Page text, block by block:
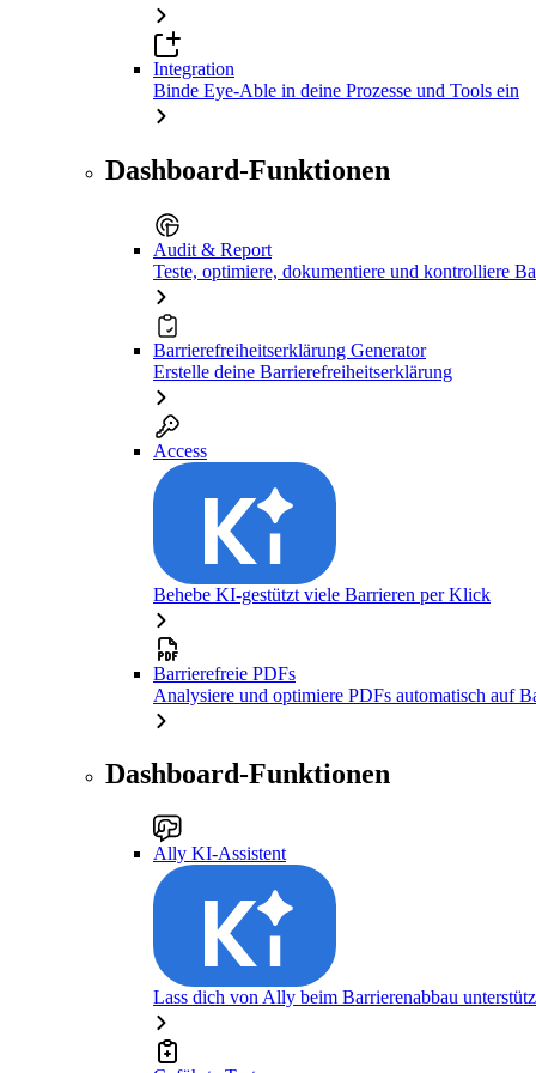
Integration
Binde Eye-Able in deine Prozesse und Tools ein
Dashboard-Funktionen
Audit & Report
Teste, optimiere, dokumentiere und kontrolliere
Barrierefreiheitserklärung Generator
Erstelle deine Barrierefreiheitserklärung
Access
Behebe KI-gestützt viele Barrieren per Klick
Barrierefreie PDFs
Analysiere und optimiere PDFs automatisch auf
Dashboard-Funktionen
Ally KI-Assistent
Lass dich von Ally beim Barrierenabbau